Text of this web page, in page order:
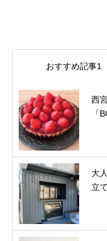
おすすめ記事1
西
「
大
立